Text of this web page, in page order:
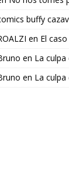
buffy
en El
en La culpa
en La culpa